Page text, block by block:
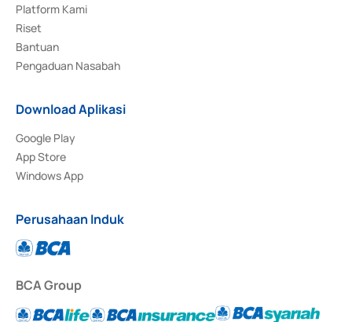
Platform Kami
Riset
Bantuan
Pengaduan Nasabah
Download Aplikasi
Google Play
App Store
Windows App
Perusahaan Induk
BCA Group